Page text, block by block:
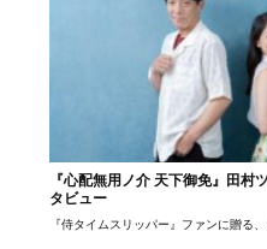
『心配無用ノ介 天下御免』田村
タビュー
『侍タイムスリッパー』ファンに贈る